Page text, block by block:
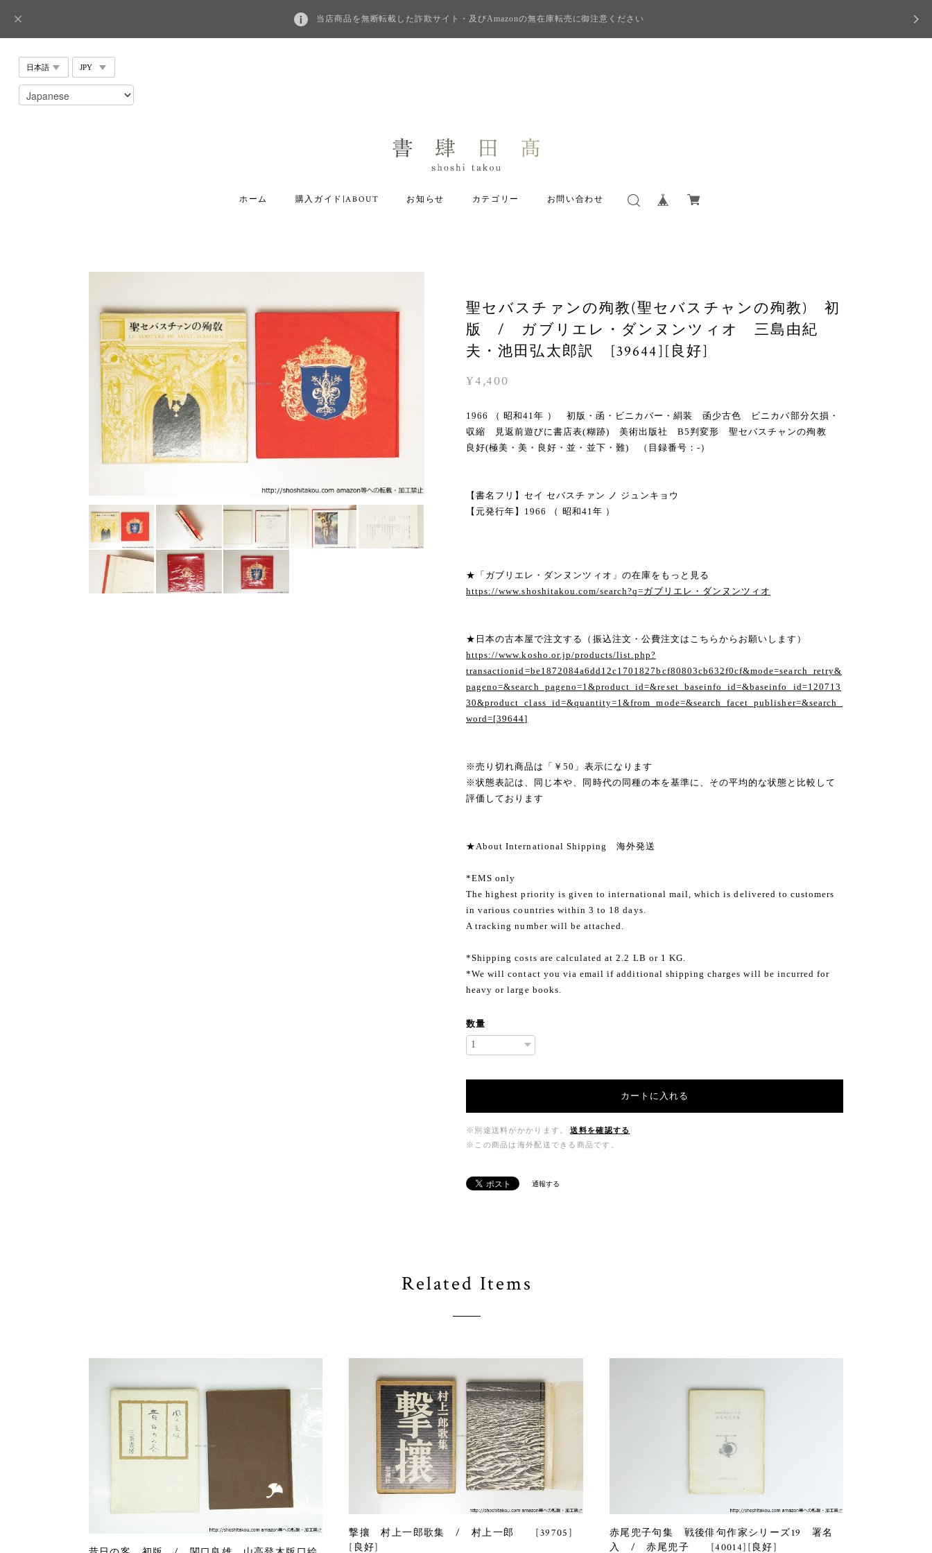
当店商品を無断転載した詐欺サイト・及びAmazonの無在庫転売に御注意ください
ホーム 購入ガイド|ABOUT お知らせ カテゴリー お問い合わせ
聖セバスチァンの殉教(聖セバスチャンの殉教) 初
版 / ガブリエレ・ダンヌンツィオ 三島由紀
夫・池田弘太郎訳 [39644][良好]
¥4,400
1966 （ 昭和41年 ） 初版・函・ビニカバー・絹装 函少古色 ビニカバ部分欠損・
収縮 見返前遊びに書店表(糊跡) 美術出版社 B5判変形 聖セバスチャンの殉教
良好(極美・美・良好・並・並下・難) （目録番号：-）
【書名フリ】セイ セバスチァン ノ ジュンキョウ
【元発行年】1966 （ 昭和41年 ）
★「ガブリエレ・ダンヌンツィオ」の在庫をもっと見る
https://www.shoshitakou.com/search?q=ガブリエレ・ダンヌンツィオ
★日本の古本屋で注文する（振込注文・公費注文はこちらからお願いします）
https://www.kosho.or.jp/products/list.php?
transactionid=be1872084a6dd12c1701827bcf80803cb632f0cf&mode=search_retry&
pageno=&search_pageno=1&product_id=&reset_baseinfo_id=&baseinfo_id=120713
30&product_class_id=&quantity=1&from_mode=&search_facet_publisher=&search_
word=[39644]
※売り切れ商品は「￥50」表示になります
※状態表記は、同じ本や、同時代の同種の本を基準に、その平均的な状態と比較して
評価しております
★About International Shipping 海外発送
*EMS only
The highest priority is given to international mail, which is delivered to customers
in various countries within 3 to 18 days.
A tracking number will be attached.
*Shipping costs are calculated at 2.2 LB or 1 KG.
*We will contact you via email if additional shipping charges will be incurred for
heavy or large books.
数量
カートに入れる
※別途送料がかかります。
送料を確認する
※この商品は海外配送できる商品です。
通報する
Related Items
撃攘 村上一郎歌集 / 村上一郎 [39705]
[良好]
赤尾兜子句集 戦後俳句作家シリーズ19 署名
入 / 赤尾兜子 [40014][良好]